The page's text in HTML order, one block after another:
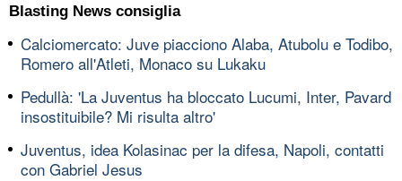
Blasting News consiglia
Calciomercato: Juve piacciono Alaba, Atubolu e Todibo,
Romero all'Atleti, Monaco su Lukaku
Pedullà: 'La Juventus ha bloccato Lucumi, Inter, Pavard
insostituibile? Mi risulta altro'
Juventus, idea Kolasinac per la difesa, Napoli, contatti
con Gabriel Jesus